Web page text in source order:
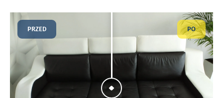
PRZED PO